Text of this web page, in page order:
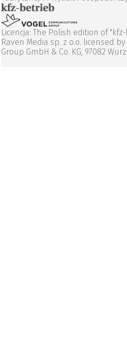
Licencja: The Polish edition of
Raven Media sp. z o.o. licensed
Group GmbH & Co. KG, 97082